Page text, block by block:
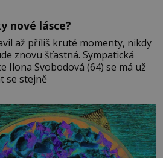
nové lásce?
až příliš kruté momenty, nikdy
šťastná. Sympatická
Ilona Svobodová (64) se má už
se stejně